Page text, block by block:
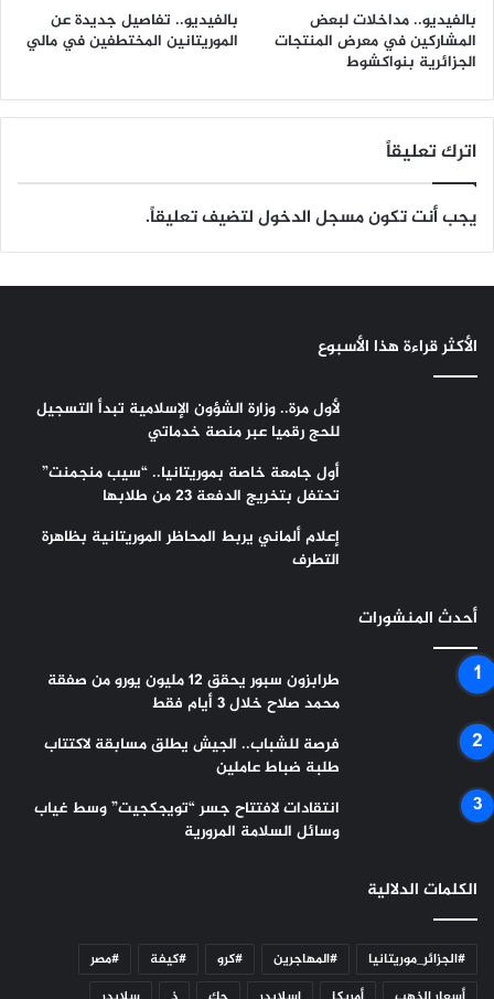
بالفيديو.. مداخلات لبعض
المشاركين في معرض المنتجات
الجزائرية بنواكشوط
بالفيديو.. تفاصيل جديدة عن
الموريتانين المختطفين في مالي
اترك تعليقاً
يجب أنت تكونمسجل الدخوللتضيف تعليقاً.
الأكثر قراءة هذا الأسبوع
لأول مرة.. وزارة الشؤون الإسلامية تبدأ التسجيل
للحج رقميا عبر منصة خدماتي
أول جامعة خاصة بموريتانيا.. “سيب منجمنت”
تحتفل بتخريج الدفعة 23 من طلابها
إعلام ألماني يربط المحاظر الموريتانية بظاهرة
التطرف
أحدث المنشورات
طرابزون سبور يحقق 12 مليون يورو من صفقة
محمد صلاح خلال 3 أيام فقط
فرصة للشباب.. الجيش يطلق مسابقة لاكتتاب
طلبة ضباط عاملين
انتقادات لافتتاح جسر “تويجكجيت” وسط غياب
وسائل السلامة المرورية
الكلمات الدلالية
#الجزائر_موريتانيا #المهاجرين #كرو #كيفة
#مصر